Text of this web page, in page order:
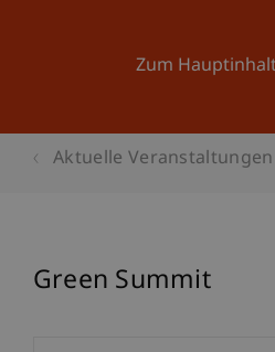
Zum
Aktuelle Veranstaltungen
Green Summit